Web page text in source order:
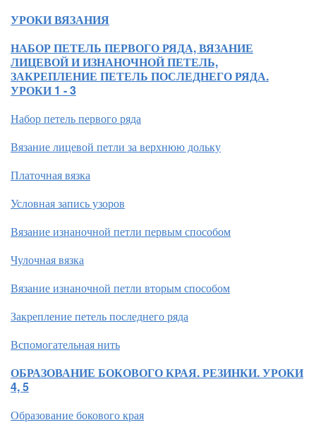
УРОКИ ВЯЗАНИЯ
НАБОР ПЕТЕЛЬ ПЕРВОГО РЯДА, ВЯЗАНИЕ
ЛИЦЕВОЙ И ИЗНАНОЧНОЙ ПЕТЕЛЬ,
ЗАКРЕПЛЕНИЕ ПЕТЕЛЬ ПОСЛЕДНЕГО РЯДА.
УРОКИ 1 - 3
Набор петель первого ряда
Вязание лицевой петли за верхнюю дольку
Платочная вязка
Условная запись узоров
Вязание изнаночной петли первым способом
Чулочная вязка
Вязание изнаночной петли вторым способом
Закрепление петель последнего ряда
Вспомогательная нить
ОБРАЗОВАНИЕ БОКОВОГО КРАЯ. РЕЗИНКИ. УРОКИ
4, 5
Образование бокового края